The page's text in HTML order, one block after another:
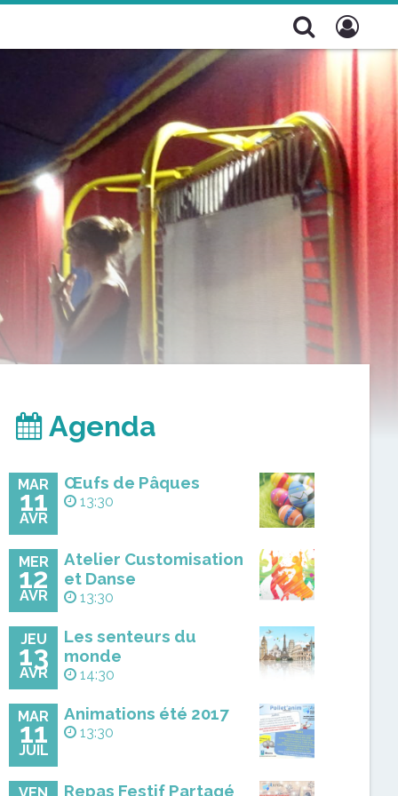
Agenda
MAR
11
AVR
Œufs de Pâques
13:30
MER
12
AVR
Atelier Customisation
et Danse
13:30
JEU
13
AVR
Les senteurs du
monde
14:30
MAR
11
JUIL
Animations été 2017
13:30
Repas Festif Partagé